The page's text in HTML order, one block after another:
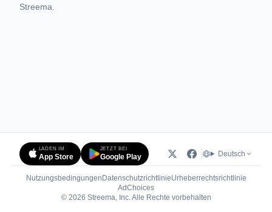
Streema.
LADEN IM
App Store
JETZT BEI
Google Play Deutsch
Nutzungsbedingungen DatenschutzrichtlinieUrheberrechtsrichtlinie
AdChoices(öffnet in neuem Tab)
© 2026 Streema, Inc. Alle Rechte vorbehalten